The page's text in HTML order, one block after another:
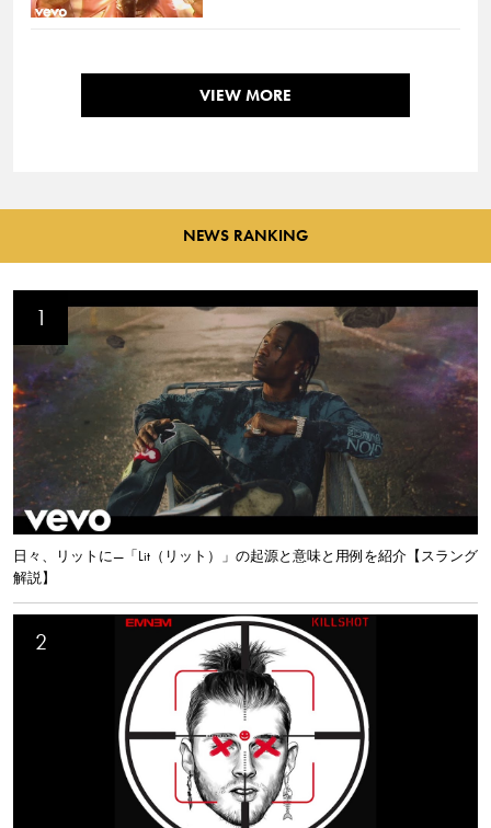
VIEW MORE
NEWS RANKING
日々、リットに—「Lit（リット）」の起源と意味と用例を紹介【スラング
解説】